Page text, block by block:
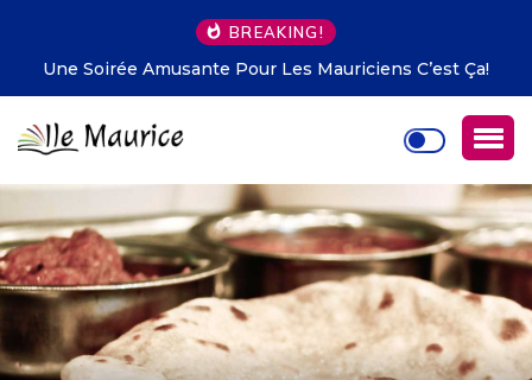
BREAKING!
Une Soirée Amusante Pour Les Mauriciens C’est Ça!